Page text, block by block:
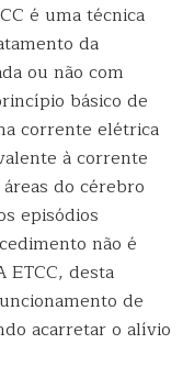
é uma técnica
da
ou não com
básico de
corrente elétrica
à corrente
do cérebro
episódios
não é
ETCC, desta
de
acarretar o alívio